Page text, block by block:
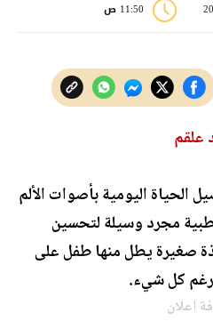
11:50 ص
علقم
اليومية بأصوات الألم
مجرد وسيلة لتحسين
صغيرة يطل منها طفل على
رغم كل شيء.
اعلان